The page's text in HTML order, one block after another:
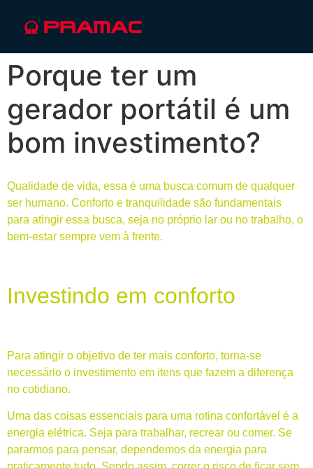
Porque ter um
gerador portátil é um
bom investimento?
Qualidade de vida, essa é uma busca comum de qualquer
ser humano. Conforto e tranquilidade são fundamentais
para atingir essa busca, seja no próprio lar ou no trabalho, o
bem-estar sempre vem à frente.
Investindo em conforto
Para atingir o objetivo de ter mais conforto, torna-se
necessário o investimento em itens que fazem a diferença
no cotidiano.
Uma das coisas essenciais para uma rotina confortável é a
energia elétrica. Seja para trabalhar, recrear ou comer. Se
pararmos para pensar, dependemos da energia para